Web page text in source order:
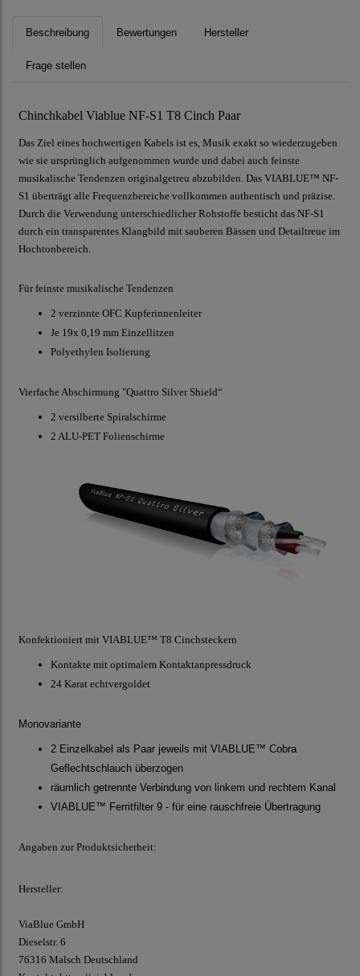
Beschreibung Bewertungen Hersteller
Frage stellen
Chinchkabel Viablue NF-S1 T8 Cinch Paar
Das Ziel eines hochwertigen Kabels ist es, Musik exakt so wiederzugeben
wie sie ursprünglich aufgenommen wurde und dabei auch feinste
musikalische Tendenzen originalgetreu abzubilden. Das VIABLUE™ NF-
S1 überträgt alle Frequenzbereiche vollkommen authentisch und präzise.
Durch die Verwendung unterschiedlicher Rohstoffe besticht das NF-S1
durch ein transparentes Klangbild mit sauberen Bässen und Detailtreue im
Hochtonbereich.
Für feinste musikalische Tendenzen
2 verzinnte OFC Kupferinnenleiter
Je 19x 0,19 mm Einzellitzen
Polyethylen Isolierung
Vierfache Abschirmung "Quattro Silver Shield“
2 versilberte Spiralschirme
2 ALU-PET Folienschirme
Konfektioniert mit VIABLUE™ T8 Cinchsteckern
Kontakte mit optimalem Kontaktanpressdruck
24 Karat echtvergoldet
Monovariante
2 Einzelkabel als Paar jeweils mit VIABLUE™ Cobra
Geflechtschlauch überzogen
räumlich getrennte Verbindung von linkem und rechtem Kanal
VIABLUE™ Ferritfilter 9 - für eine rauschfreie Übertragung
Angaben zur Produktsicherheit:
Hersteller:
ViaBlue GmbH
Dieselstr. 6
76316 Malsch Deutschland